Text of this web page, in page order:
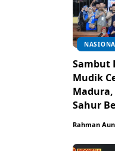
Sambut
Mudik
Sahur
Rahman